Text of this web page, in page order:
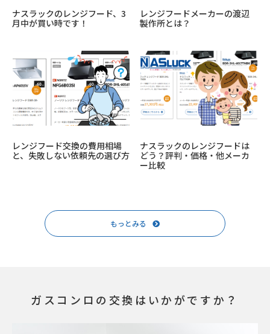
ナスラックのレンジフード、3
月中が買い時です！
レンジフードメーカーの渡辺
製作所とは？
レンジフード交換の費用相場
と、失敗しない依頼先の選び方
ナスラックのレンジフードは
どう？評判・価格・他メーカ
ー比較
もっとみる
ガスコンロの交換はいかがですか？